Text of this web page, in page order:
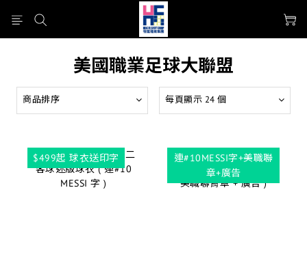
美國職業足球大聯盟
商品排序 每頁顯示 24 個
$499起 球衣送印字
連#10MESSI字+美職聯
章+廣告